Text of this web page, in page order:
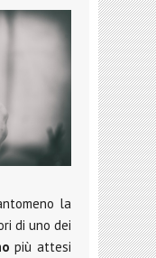
la
di uno dei
più attesi